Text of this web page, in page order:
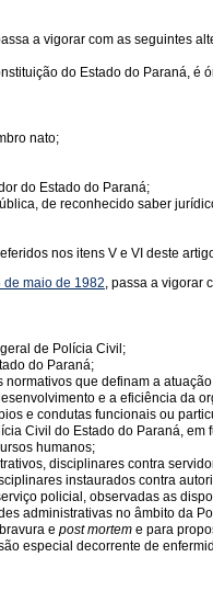
a vigorar com as seguintes
do Estado do Paraná,
nato;
do Estado do Paraná;
de reconhecido saber
nos itens V e VI deste
de maio de 1982, passa a vigorar
de Polícia Civil;
do Paraná;
que definam a
e a eficiência da
e condutas funcionais ou
Civil do Estado do Paraná,
humanos;
disciplinares contra
instaurados contra
policial, observadas as
administrativas no âmbito da
e post mortem e para
especial decorrente de